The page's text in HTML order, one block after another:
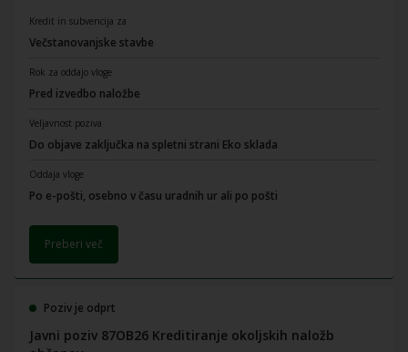
Kredit in subvencija za
Večstanovanjske stavbe
Rok za oddajo vloge
Pred izvedbo naložbe
Veljavnost poziva
Do objave zaključka na spletni strani Eko sklada
Oddaja vloge
Po e-pošti, osebno v času uradnih ur ali po pošti
Preberi več
Poziv je odprt
Javni poziv 87OB26 Kreditiranje okoljskih naložb